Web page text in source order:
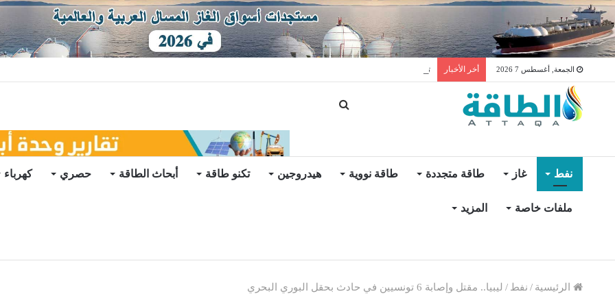
الجمعة, أغسطس 7 2026 أخر الأخبار توليد الكهرباء بالغاز في الإمارات يرتفع للعام الثاني
نفط غاز طاقة متجددة طاقة نووية هيدروجين تكنو طاقة أبحاث الطاقة حصري كهرباء
ملفات خاصة المزيد
الرئيسية / نفط / ليبيا.. مقتل وإصابة 6 تونسيين في حادث بحقل البوري البحري